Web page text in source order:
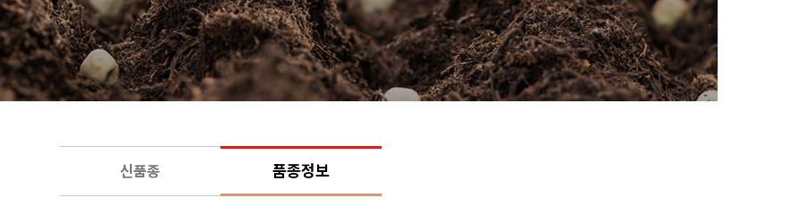
신품종 품종정보